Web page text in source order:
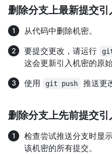
删除分支上最新提交引
从代码中删除机密。
要提交更改，请运行
这会更新引入机密的原
使用
git push 推送更
删除分支上先前提交引
检查尝试推送分支时显
该机密的所有提交。